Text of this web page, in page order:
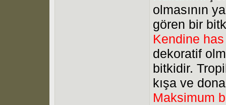
olmasının
gören bir
Kendine
dekoratif
bitkidir.
kışa ve
Maksimum